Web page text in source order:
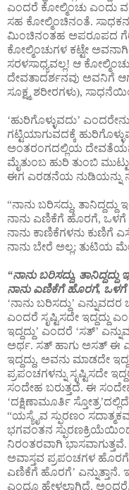
ಎಂದರೆ ಕೋಲ್ಮಿಂಚು ಎಂದು
ಸಹ ಕೋಲ್ಮಿಂಚಿನಂತೆ.
ಮಿಂಚಿನಂತಹ ಅಪರೂಪದ
ಕೋಲ್ಮಿಂಚುಗಳ ಕಟ್ಟೇ
ಸರಳಸಾಧ್ಯವಲ್ಲ! ಆ
ದೇವತಾದರ್ಶನವು ಅವನಿಗೆ
ಸೂಕ್ಷ್ಮ ಶರೀರಗಳು),
‘ಹುರಿಗೊಳ್ಳುವದು’
ಗಟ್ಟಿಯಾಗುವದಕ್ಕೆ
ಅಂತರಂಗದಲ್ಲಿಯ
ಮೈತುಂಬ ಹುರಿ ತುಂಬಿ
ಈಗ ಎರಡನೆಯ ನುಡಿಯನ್ನು
“ನಾನು ಬರಿಸದ್ದು, ತಾನಿದ್ದದ್ದು
ನಾನು ಎಣಿಕೆಗೆ ಹೊರಗೆ, ಒಳಗೆ
ನಾನು ಕಾಣಿಕೆಗಳನು ಕುಣಿಗೆ
ನಾನು ಬೇರೆ ಅಲ್ಲ; ತುಟಿಯ
“ನಾನು ಬರಿಸದ್ದು, ತಾನಿದ್ದದ್ದು
ನಾನು ಎಣಿಕೆಗೆ ಹೊರಗೆ, ಒಳಗೆ
‘ನಾನು ಬರಿಸದ್ದು’
ಎಂದರೆ ಸೃಷ್ಟಿಸದೇ ಇದ್ದದ್ದು
ಇದ್ದದ್ದು’ ಎಂದರೆ ‘ಸತ್’
ಅರ್ಥ. ಸತ್ ಹಾಗು ಅಸತ್ ಈ
ಇದ್ದದ್ದು, ಅವನು ಮಾಡದೇ
ಪ್ರಪಂಚಗಳನ್ನು ಸೃಷ್ಟಿಸದೇ
ಸಂದೇಹ ಬರುತ್ತದೆ. ಈ
‘ದಕ್ಷಿಣಾಮೂರ್ತಿ
“ಯಸ್ಯೈವ ಸ್ಫುರಣಂ
ಭಗವಂತನ
ನಿರಂತರವಾಗಿ
ಅವಾಸ್ತವ ಪ್ರಪಂಚಗಳ
ಎಣಿಕೆಗೆ ಹೊರಗೆ’ ಎನ್ನುತ್ತಾನೆ.
ಎಂದೂ ಹೇಳಲಾಗಿದೆ. ಅಂದರೆ,